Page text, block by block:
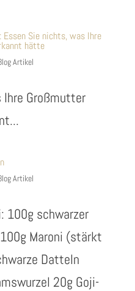
Essen Sie nichts, was Ihre
hätte
Artikel
Großmutter
Artikel
100g schwarzer
Maroni (stärkt
Datteln
20g Goji-